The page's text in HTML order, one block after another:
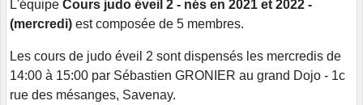
L'équipe Cours judo éveil 2 - nés en 2021 et 2022 -
(mercredi) est composée de 5 membres.
Les cours de judo éveil 2 sont dispensés les mercredis de
14:00 à 15:00 par Sébastien GRONIER au grand Dojo - 1c
rue des mésanges, Savenay.